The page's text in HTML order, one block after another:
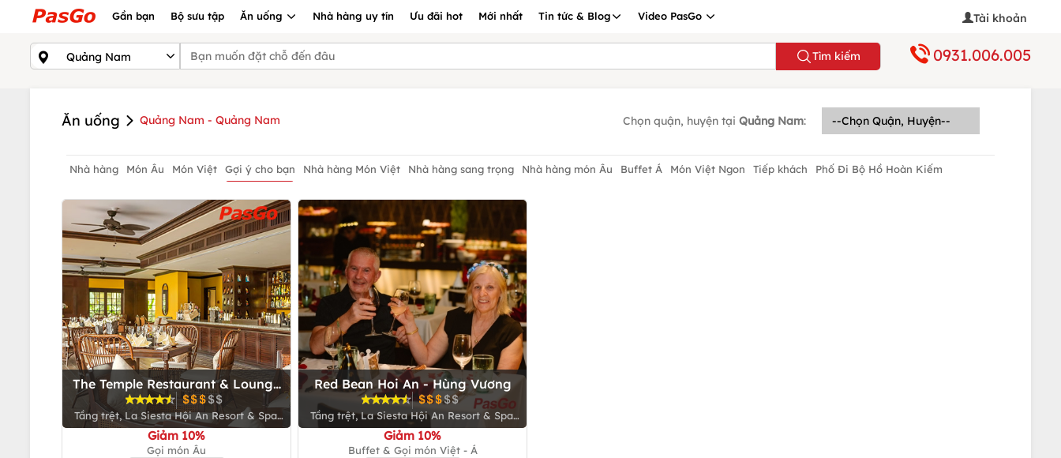
Gần bạn Bộ sưu tập Ăn uống Nhà hàng uy tín Ưu đãi hot Mới nhất Tin tức & Blog Video PasGo Tài khoản
Tìm kiếm 0931.006.005
Ăn uống Quảng Nam - Quảng Nam Chọn quận, huyện tại Quảng Nam:
Nhà hàng Món Âu Món Việt Gợi ý cho bạn Nhà hàng Món Việt Nhà hàng sang trọng Nhà hàng món Âu Buffet Á Món Việt Ngon Tiếp khách
Phố Đi Bộ Hồ Hoàn Kiếm
The Temple Restaurant & Lounge
- Hùng Vương
Tầng trệt, La Siesta Hội An Resort & Spa,
Số 132 Hùng Vương, P.Thanh Hà, Tp.Hội An
Giảm 10%
Gọi món Âu
Red Bean Hoi An - Hùng Vương
Tầng trệt, La Siesta Hội An Resort & Spa,
Số 132, Đ.Hùng Vương, P.Thanh Hà, Tp.Hội
An
Giảm 10%
Buffet & Gọi món Việt - Á